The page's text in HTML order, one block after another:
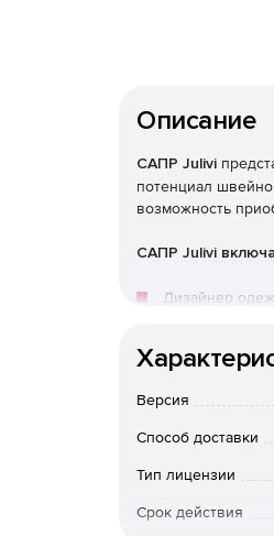
Описание
САПР Julivi
потенциал
возможность
САПР Julivi
Дизайнер
Раскладчик
Электронный
Версия
Способ доставки
Тип лицензии
Срок действия